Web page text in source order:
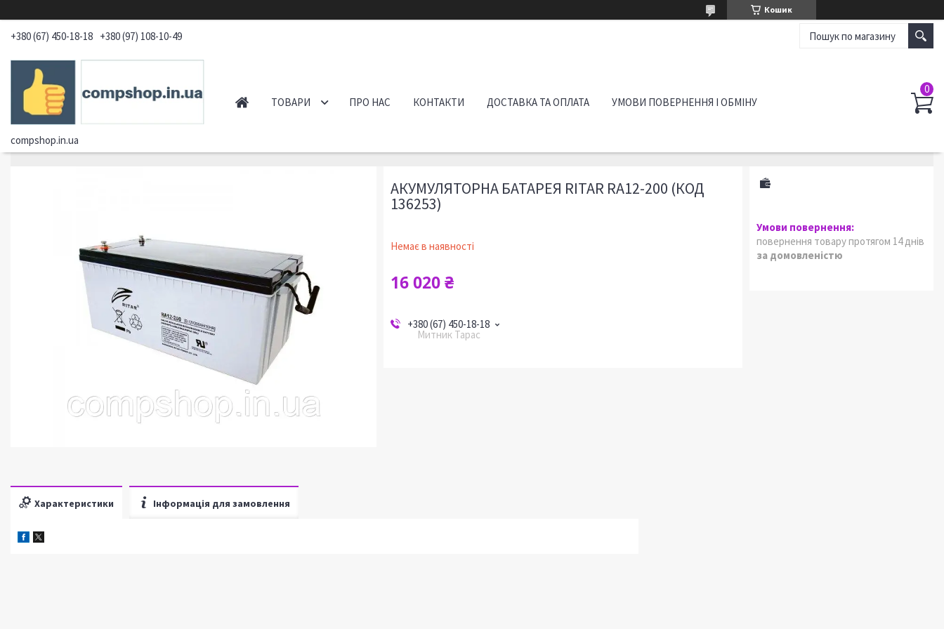
Кошик
+380 (67) 450-18-18 +380 (97) 108-10-49
compshop.in.ua
ТОВАРИ ПРО НАС КОНТАКТИ ДОСТАВКА ТА ОПЛАТА УМОВИ ПОВЕРНЕННЯ І ОБМІНУ
АКУМУЛЯТОРНА БАТАРЕЯ RITAR RA12-200 (КОД
136253)
Немає в наявності
16 020 ₴
+380 (67) 450-18-18
Митник Тарас
повернення товару протягом 14 днів
за домовленістю
Характеристики Інформація для замовлення